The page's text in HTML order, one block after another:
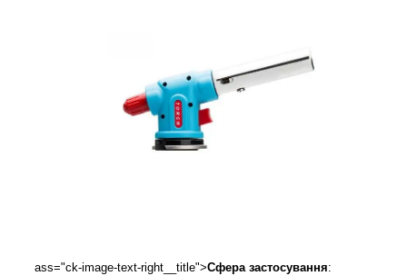
ass="ck-image-text-right__title">Сфера застосування: